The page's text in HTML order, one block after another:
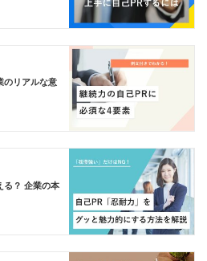
のリアルな意
る？ 企業の本